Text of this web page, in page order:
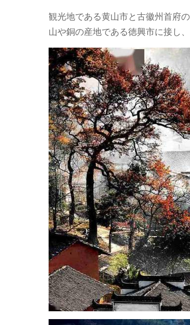
観光地である黄山市と古徽州首府
山や銅の産地である徳興市に接し